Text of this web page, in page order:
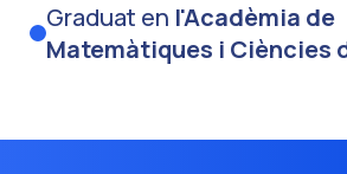
Graduat en l'Acadèmia de
Matemàtiques i Ciències